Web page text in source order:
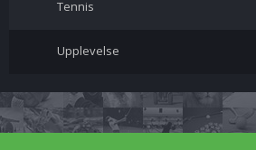
Tennis
Upplevelse